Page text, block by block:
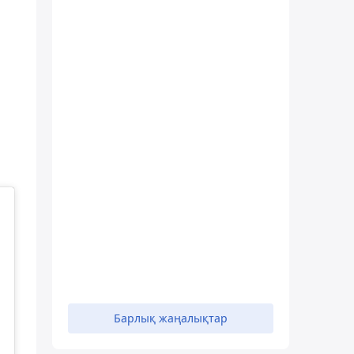
Барлық жаңалықтар